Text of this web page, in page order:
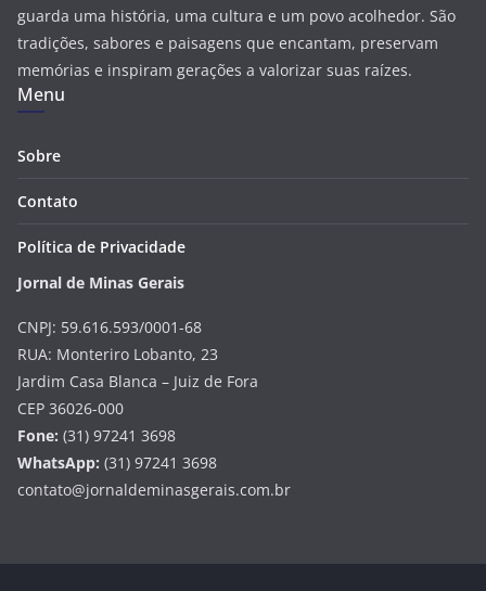
guarda uma história, uma cultura e um povo acolhedor. São
tradições, sabores e paisagens que encantam, preservam
memórias e inspiram gerações a valorizar suas raízes.
Menu
Sobre
Contato
Política de Privacidade
Jornal de Minas Gerais
CNPJ: 59.616.593/0001-68
RUA: Monteriro Lobanto, 23
Jardim Casa Blanca – Juiz de Fora
CEP 36026-000
Fone: (31) 97241 3698
WhatsApp: (31) 97241 3698
contato@jornaldeminasgerais.com.br